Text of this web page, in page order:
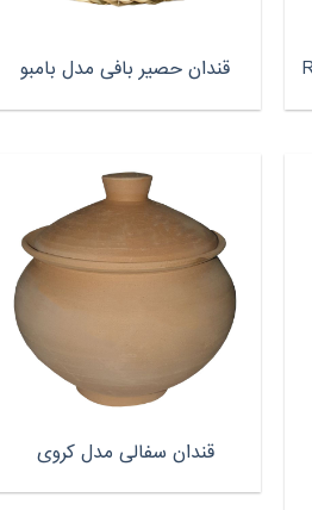
قندان حصیر بافی مدل بامبو
قندان سفالی مدل کروی